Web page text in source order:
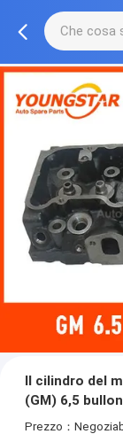
Il cilindro del
(GM) 6,5
-60 14
Prezzo：